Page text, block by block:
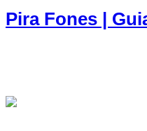
Pira Fones |